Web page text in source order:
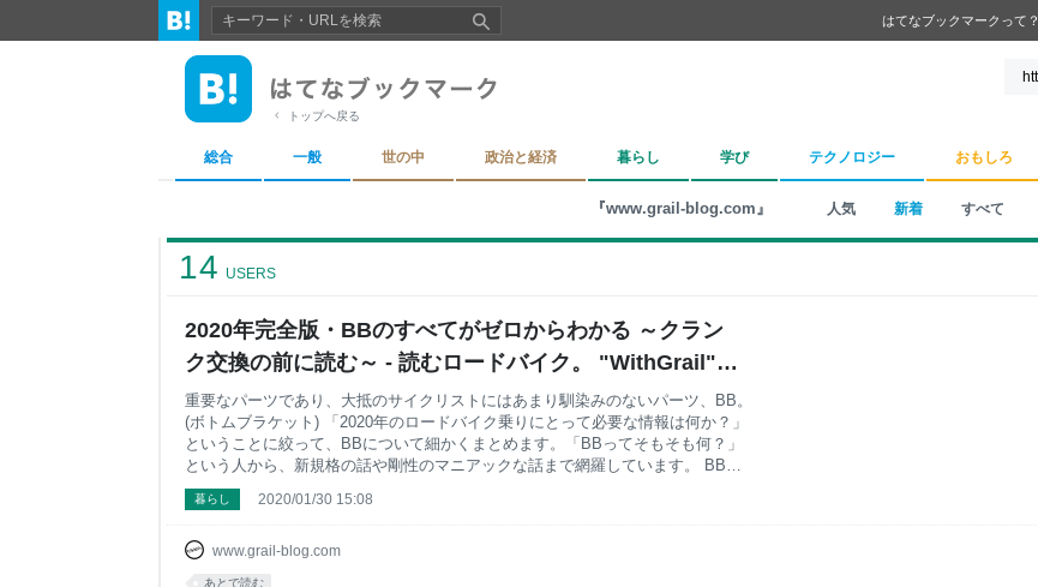
はてなブックマークって？
トップへ戻る
総合 一般 世の中 政治と経済 暮らし 学び テクノロジー おもしろ
『www.grail-blog.com』 人気 新着 すべて
2020年完全版・BBのすべてがゼロからわかる ～クラン
ク交換の前に読む～ - 読むロードバイク。 "WithGrail"
(ウィズグレイル)
14 USERS
www.grail-blog.com
重要なパーツであり、大抵のサイクリストにはあまり馴染みのないパーツ、BB。
(ボトムブラケット) 「2020年のロードバイク乗りにとって必要な情報は何か？」
ということに絞って、BBについて細かくまとめます。「BBってそもそも何？」
という人から、新規格の話や剛性のマニアックな話まで網羅しています。 BBに
ついてまとめよう｜知識がゼロの人向け BBについて、どうやって勉強すればい
い？ そもそもBBってロードバイクのどのパーツ？ BBの役割は？無いとダメなパ
る前に <キーポイント>ここだけは押さえておきたい！ よく聞く「BBの規格」っ
て？ ｜”フレーム側”と“クランク側”のそれぞれの違い フレームのシェルサイズの
暮らし 2020/01/30 15:08
あとで読む